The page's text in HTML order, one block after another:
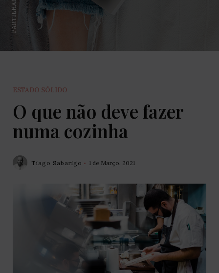
PARTILHAR:
ESTADO SÓLIDO
O que não deve fazer
numa cozinha
Tiago Sabarigo 1 de Março, 2021